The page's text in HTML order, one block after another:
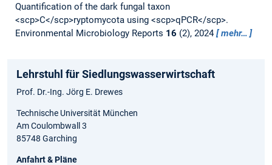
Quantification of the dark fungal taxon
<scp>C</scp>ryptomycota using <scp>qPCR</scp>.
Environmental Microbiology Reports 16 (2), 2024 mehr…
Lehrstuhl für Siedlungswasserwirtschaft
Prof. Dr.-Ing. Jörg E. Drewes
Technische Universität München
Am Coulombwall 3
85748 Garching
Anfahrt & Pläne